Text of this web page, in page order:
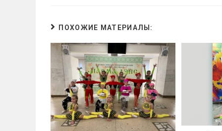
ПОХОЖИЕ МАТЕРИАЛЫ: